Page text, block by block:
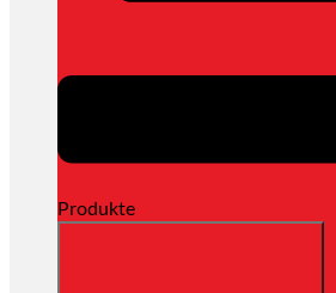
Produkte